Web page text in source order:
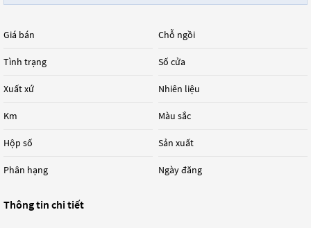
Giá bán
Tình trạng
Xuất xứ
Km
Hộp số
Phân hạng
Chỗ ngồi
Số cửa
Nhiên liệu
Màu sắc
Sản xuất
Ngày đăng
Thông tin chi tiết